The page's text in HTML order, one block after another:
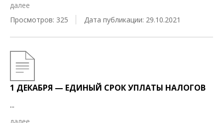
далее
Просмотров: 325
Дата публикации: 29.10.2021
1 ДЕКАБРЯ — ЕДИНЫЙ СРОК УПЛАТЫ НАЛОГОВ
...